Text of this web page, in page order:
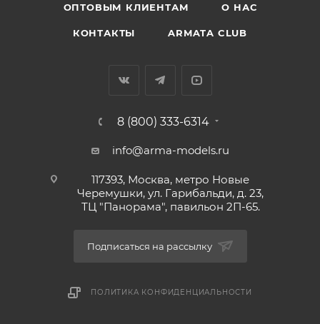
ОПТОВЫМ КЛИЕНТАМ О НАС
КОНТАКТЫ ARMATA CLUB
8 (800) 333-6314
info@arma-models.ru
117393, Москва, метро Новые
Черемушки, ул. Гарибальди, д. 23,
ТЦ "Панорама", павильон 2П-65.
Подписаться на рассылку
ПОЛИТИКА КОНФИДЕНЦИАЛЬНОСТИ